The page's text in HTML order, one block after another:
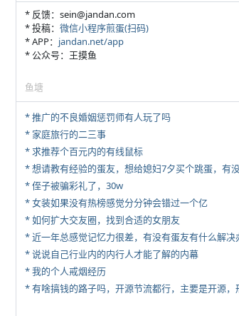
* 反馈：sein@jandan.com
* 投稿： 微信小程序煎蛋(扫码)
* APP： jandan.net/app
* 公众号：王摸鱼
鱼塘
* 推广的不良婚姻惩罚师有人玩了吗
* 家庭旅行的二三事
* 求推荐个百元内的有线鼠标
* 侄子被骗彩礼了，30w
* 女装如果没有热榜感觉分分钟会错过一个亿
* 如何扩大交友圈，找到合适的女朋友
* 近一年总感觉记忆力很差，有没有蛋友有什么解决
* 说说自己行业内的内行人才能了解的内幕
* 我的个人戒烟经历